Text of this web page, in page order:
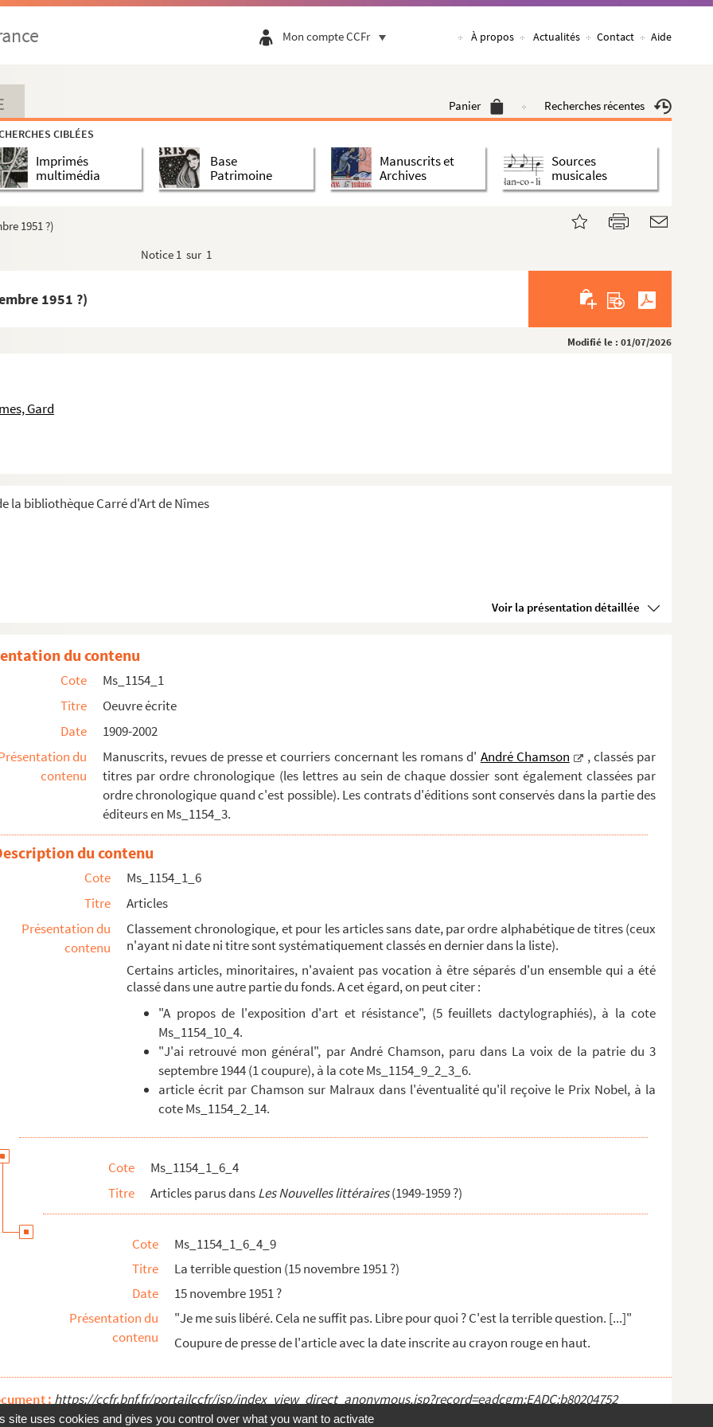
Mon compte CCFr À propos Actualités Contact Aide
Panier Recherches récentes
CIBLÉES
Imprimés
multimédia
Base
Patrimoine
Manuscrits et
Archives
Sources
musicales
1951 ?)
Notice 1 sur 1
1951 ?)
Modifié le : 01/07/2026
Gard
la bibliothèque Carré d'Art de Nîmes
Voir la présentation détaillée
de l’évêché d’Arisitum du VIe au VIIIe siècle
Maurras et de Mistral (Les Nouvelles littéraires, 1926)
?)
1950)
1951 ?)
1952)
(1956)
(1956 ?)
frappé à votre porte ?" (1958 ?)
références)
la radio et la télévision
du contenu
Cote
Ms_1154_1
Titre
Oeuvre écrite
Date
1909-2002
du
contenu
Manuscrits, revues de presse et courriers concernant les romans d' André Chamson
, classés par
titres par ordre chronologique (les lettres au sein de chaque dossier sont également classées par
ordre chronologique quand c'est possible). Les contrats d'éditions sont conservés dans la partie des
éditeurs en Ms_1154_3.
du contenu
Cote
Ms_1154_1_6
Titre
Articles
Présentation du
contenu
Classement chronologique, et pour les articles sans date, par ordre alphabétique de titres (ceux
n'ayant ni date ni titre sont systématiquement classés en dernier dans la liste).
Certains articles, minoritaires, n'avaient pas vocation à être séparés d'un ensemble qui a été
classé dans une autre partie du fonds. A cet égard, on peut citer :
"A propos de l'exposition d'art et résistance", (5 feuillets dactylographiés), à la cote
Ms_1154_10_4.
"J'ai retrouvé mon général", par André Chamson, paru dans La voix de la patrie du 3
septembre 1944 (1 coupure), à la cote Ms_1154_9_2_3_6.
article écrit par Chamson sur Malraux dans l'éventualité qu'il reçoive le Prix Nobel, à la
cote Ms_1154_2_14.
Cote
Ms_1154_1_6_4
Titre
Articles parus dansLes Nouvelles littéraires(1949-1959 ?)
Cote
Ms_1154_1_6_4_9
Titre
La terrible question (15 novembre 1951 ?)
Date
15 novembre 1951 ?
Présentation du
contenu
"Je me suis libéré. Cela ne suffit pas. Libre pour quoi ? C'est la terrible question. [...]"
Coupure de presse de l'article avec la date inscrite au crayon rouge en haut.
: https://ccfr.bnf.fr/portailccfr/jsp/index_view_direct_anonymous.jsp?record=eadcgm:EADC:b80204752
site uses cookies and gives you control over what you want to activate